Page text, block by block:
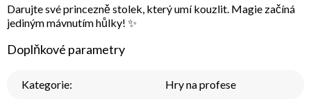
Darujte své princezně stolek, který umí kouzlit. Magie začíná
jediným mávnutím hůlky! ✨
Doplňkové parametry
Kategorie: Hry na profese